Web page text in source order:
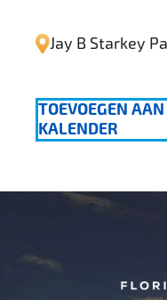
Jay B Starkey
TOEVOEGEN AAN
KALENDER